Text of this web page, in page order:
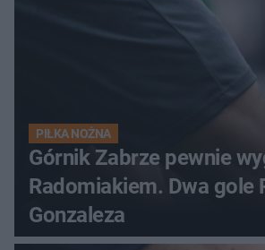
PIŁKA NOŻNA
Górnik Zabrze pewnie
Radomiakiem. Dwa gole
Gonzaleza